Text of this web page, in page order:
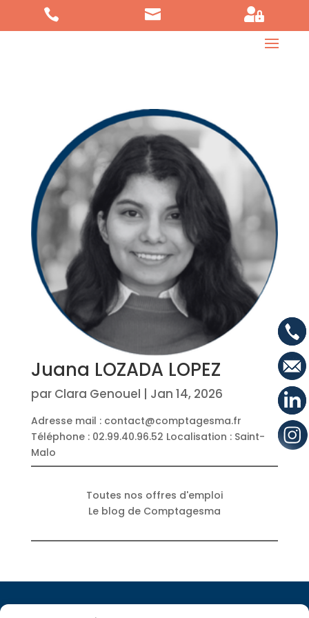
  
Juana LOZADA LOPEZ
par Clara Genouel | Jan 14, 2026
Adresse mail : contact@comptagesma.fr
Téléphone : 02.99.40.96.52 Localisation : Saint-
Malo
Toutes nos offres d'emploi
Le blog de Comptagesma